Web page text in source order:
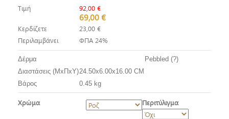
Τιμή 92,00 €
69,00 €
Κερδίζετε
23,00 €
Περιλαμβάνει
ΦΠΑ 24%
Δέρμα
Pebbled (?)
Διαστάσεις (ΜxΠxΥ)24.50x6.00x16.00 CM
Βάρος
0.45 kg
Χρώμα Περιτύλιγμα